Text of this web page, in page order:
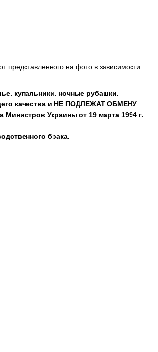
представленного на фото в зависимости
купальники, ночные рубашки,
качества и НЕ ПОДЛЕЖАТ ОБМЕНУ
Украины от 19 марта 1994 г.
брака.